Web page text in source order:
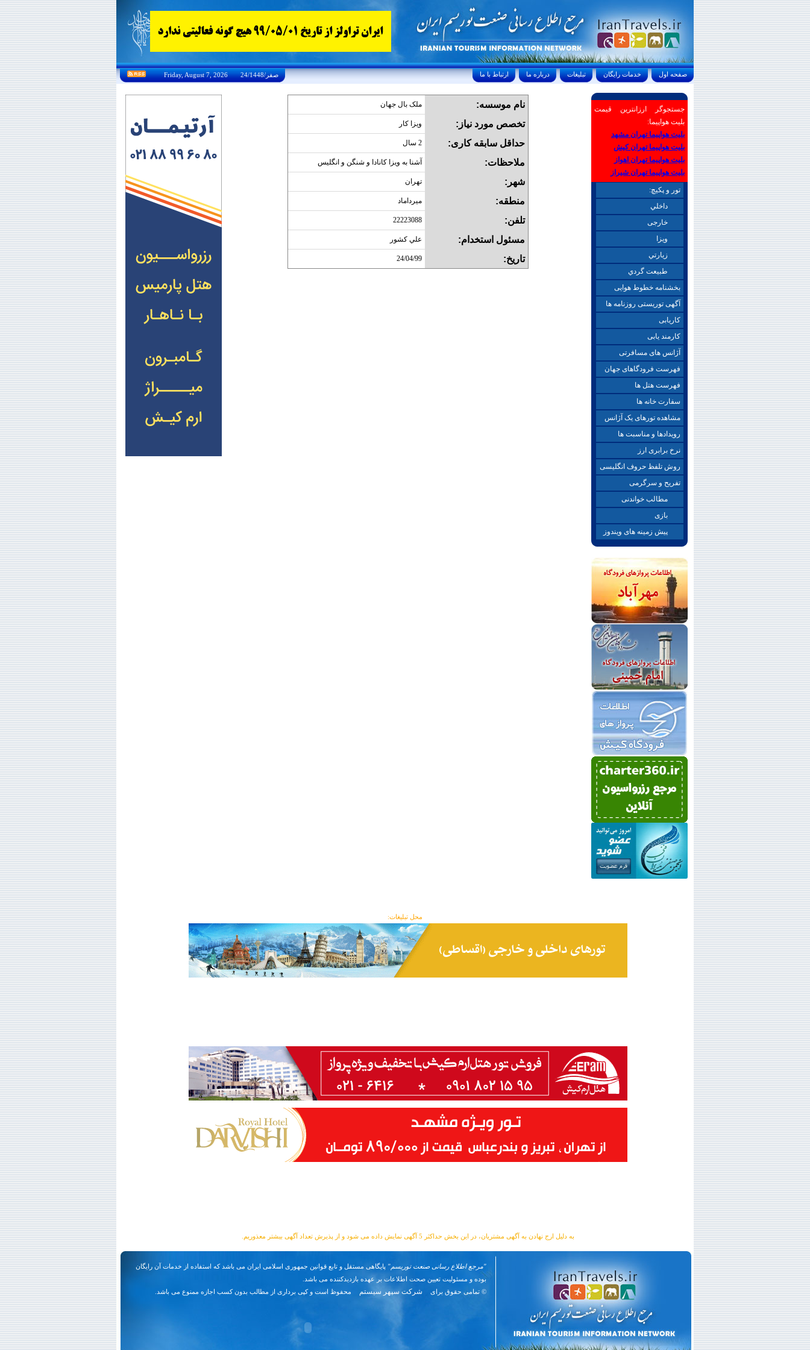
Friday, August 7, 2026 24/صفر/1448 ارتباط با ما درباره ما تبليغات خدمات رايگان صفحه اول
نام موسسه: ملک بال جهان
تخصص مورد نیاز: ويزا کار
حداقل سابقه کاری: 2 سال
ملاحظات: آشنا به ويزا کانادا و شنگن و انگليس
شهر: تهران
منطقه: ميرداماد
تلفن: 22223088
مسئول استخدام: علي کشور
تاریخ: 24/04/99
جستجوگر ارزانترین قیمت
بلیت هواپیما:
بلیت هواپیما تهران مشهد
بلیت هواپیما تهران کیش
بلیت هواپیما تهران اهواز
بلیت هواپیما تهران شیراز
تور و پکیچ:
داخلي
خارجی
ويزا
زيارتي
طبيعت گردي
بخشنامه خطوط هوایی
آگهی توریستی روزنامه ها
کاریابی
کارمند یابی
آژانس های مسافرتی
فهرست فرودگاهای جهان
فهرست هتل ها
سفارت خانه ها
مشاهده تورهای یک آژانس
رویدادها و مناسبت ها
نرخ برابری ارز
روش تلفظ حروف انگلیسی
تفریح و سرگرمی
مطالب خواندنی
بازی
پیش زمینه های ویندوز
محل تبلیغات:
به دلیل ارج نهادن به آگهی مشتریان، در این بخش حداکثر 5 آگهی نمایش داده می شود و از پذیرش تعداد آگهی بیشتر معذوریم.
"مرجع اطلاع رسانی صنعت توریسم" پایگاهی مستقل و تابع قوانین جمهوری اسلامی ایران می باشد که استفاده از خدمات آن رایگان
بوده و مسئوليت تعیین صحت اطلاعات بر عهده بازدیدکننده می باشد.
© تمامی حقوق برای
شرکت سپهر سیستم محفوظ است و کپی برداری از مطالب بدون کسب اجازه ممنوع می باشد.